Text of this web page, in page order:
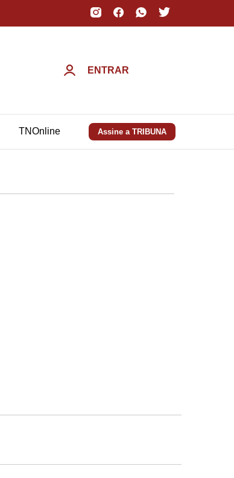
ENTRAR
TNOnline Assine a TRIBUNA